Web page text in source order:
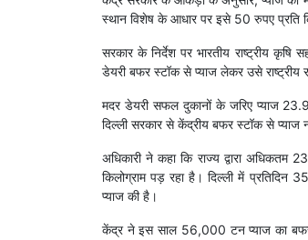
स्थान विशेष के आधार पर इसे 50 रुपए प्रति
सरकार के निर्देश पर भारतीय राष्ट्रीय
डेयरी बफर स्टॉक से प्याज लेकर उसे राष्ट्रीय
मदर डेयरी सफल दुकानों के जरिए प्याज
दिल्ली सरकार से केंद्रीय बफर स्टॉक से प्याज
अधिकारी ने कहा कि राज्य द्वारा
किलोग्राम पड़ रहा है। दिल्ली में प्रतिदिन
प्याज की है।
केंद्र ने इस साल 56,000 टन प्याज का